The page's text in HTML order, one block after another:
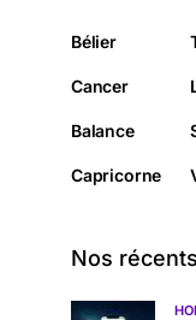
Bélier
Cancer
Balance
Capricorne
Nos